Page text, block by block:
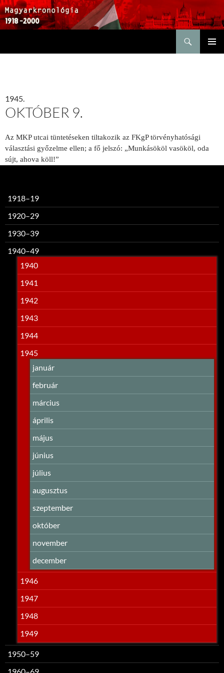
1945.
OKTÓBER 9.
Az MKP utcai tüntetéseken tiltakozik az FKgP törvényhatósági
választási győzelme ellen; a fő jelszó: „Munkásököl vasököl, oda
sújt, ahova köll!”
1918–19
1920–29
1930–39
1940–49
1940
1941
1942
1943
1944
1945
január
február
március
április
május
június
július
augusztus
szeptember
október
november
december
1946
1947
1948
1949
1950–59